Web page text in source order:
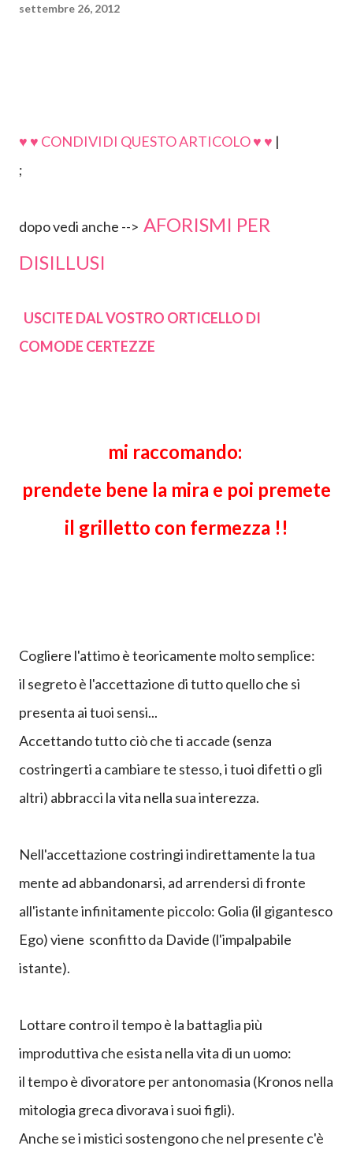
settembre 26, 2012
♥ ♥ CONDIVIDI QUESTO ARTICOLO ♥ ♥ |
;
dopo vedi anche --> AFORISMI PER
DISILLUSI
USCITE DAL VOSTRO ORTICELLO DI
COMODE CERTEZZE
mi raccomando:
prendete bene la mira e poi premete
il grilletto con fermezza !!
Cogliere l'attimo è teoricamente molto semplice:
il segreto è l'accettazione di tutto quello che si
Accettando tutto ciò che ti accade (senza
costringerti a cambiare te stesso, i tuoi difetti o gli
altri) abbracci la vita nella sua interezza.
Nell'accettazione costringi indirettamente la tua
all'istante infinitamente piccolo: Golia (il gigantesco
Ego) viene sconfitto da Davide (l'impalpabile
istante).
Lottare contro il tempo è la battaglia più